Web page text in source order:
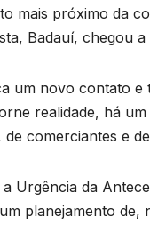
mais próximo da
Badauí, chegou a
um novo contato
realidade, há
comerciantes e
Urgência da
planejamento de,